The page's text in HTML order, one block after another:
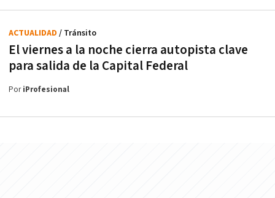
El viernes a la noche cierra autopista clave
para salida de la Capital Federal
ACTUALIDAD / Tránsito
PoriProfesional